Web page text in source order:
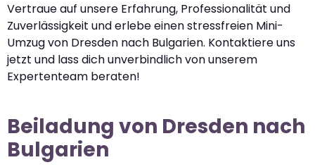
Vertraue auf unsere Erfahrung, Professionalität und
Zuverlässigkeit und erlebe einen stressfreien Mini-
Umzug von Dresden nach Bulgarien. Kontaktiere uns
jetzt und lass dich unverbindlich von unserem
Expertenteam beraten!
Beiladung von Dresden nach
Bulgarien